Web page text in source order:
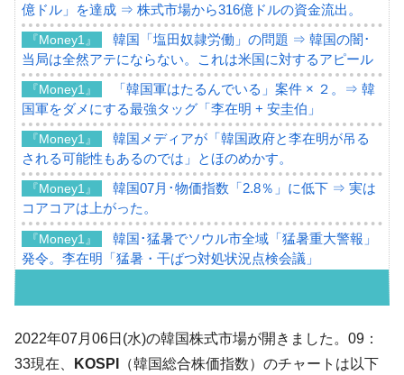
億ドル」を達成 ⇒ 株式市場から316億ドルの資金流出。
『Money1』
韓国「塩田奴隷労働」の問題 ⇒ 韓国の闇･
当局は全然アテにならない。これは米国に対するアピール
『Money1』
「韓国軍はたるんでいる」案件 × ２。⇒ 韓
国軍をダメにする最強タッグ「李在明 + 安圭伯」
『Money1』
韓国メディアが「韓国政府と李在明が吊る
される可能性もあるのでは」とほのめかす。
『Money1』
韓国07月･物価指数「2.8％」に低下 ⇒ 実は
コアコアは上がった。
『Money1』
韓国･猛暑でソウル市全域「猛暑重大警報」
発令。李在明「猛暑・干ばつ対処状況点検会議」
07月販売台数は去年のほぼ半分「71台」しか売れなかっ
た。『起亜』は9台だけ
『Money1』
韓国「信用赦免を何回やっても、何回やっ
2022年07月06日(水)の韓国株式市場が開きました。09：
33現在、
KOSPI
（韓国総合株価指数）のチャートは以下